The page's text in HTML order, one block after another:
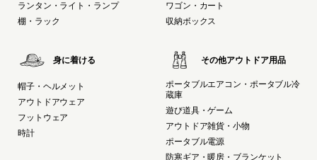
ランタン・ライト・ランプ
棚・ラック
ワゴン・カート
収納ボックス
身に着ける
帽子・ヘルメット
アウトドアウェア
フットウェア
時計
その他アウトドア用品
ポータブルエアコン・ポータブル冷
蔵庫
遊び道具・ゲーム
アウトドア雑貨・小物
ポータブル電源
防寒ギア・暖房・ブランケット